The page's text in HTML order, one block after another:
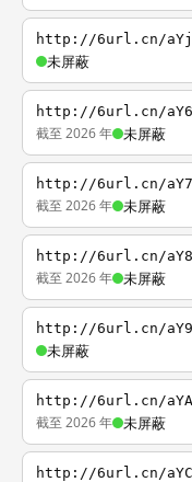
http://6url.cn/aYj
未屏蔽
http://6url.cn/aY6
截至 2026 年 未屏蔽
http://6url.cn/aY7
截至 2026 年 未屏蔽
http://6url.cn/aY8
截至 2026 年 未屏蔽
http://6url.cn/aY9
未屏蔽
http://6url.cn/aYA
截至 2026 年 未屏蔽
http://6url.cn/aYC